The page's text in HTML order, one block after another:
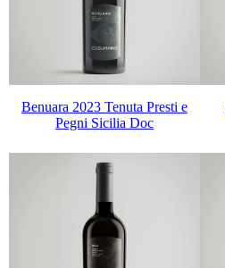
Benuara 2023 Tenuta Presti e
Pegni Sicilia Doc